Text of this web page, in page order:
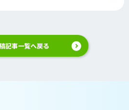
記事一覧へ戻る